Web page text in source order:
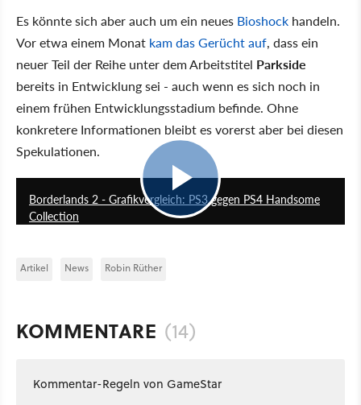
Es könnte sich aber auch um ein neues Bioshock handeln.
Vor etwa einem Monat kam das Gerücht auf, dass ein
neuer Teil der Reihe unter dem Arbeitstitel Parkside
bereits in Entwicklung sei - auch wenn es sich noch in
einem frühen Entwicklungsstadium befinde. Ohne
konkretere Informationen bleibt es vorerst aber bei diesen
Spekulationen.
Borderlands 2 - Grafikvergleich: PS3 gegen PS4 Handsome
Collection
Artikel News Robin Rüther
KOMMENTARE (14)
Kommentar-Regeln von GameStar